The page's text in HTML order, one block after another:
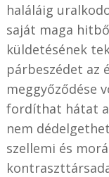
haláláig
saját maga
küldetésének
párbeszédet az
meggyőződése
fordíthat hátat
nem
szellemi és